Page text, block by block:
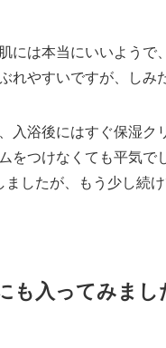
には本当にいいようで
れやすいですが、しみ
入浴後にはすぐ保湿ク
をつけなくても平気で
したが、もう少し続
も入ってみまし